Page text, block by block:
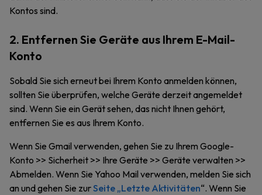
Kontos sind.
2. Entfernen Sie Geräte aus Ihrem E-Mail-
Konto
Sobald Sie sich erneut bei Ihrem Konto anmelden können,
sollten Sie überprüfen, welche Geräte derzeit angemeldet
sind. Wenn Sie ein Gerät sehen, das nicht Ihnen gehört,
entfernen Sie es aus Ihrem Konto.
Wenn Sie Gmail verwenden, gehen Sie zu Ihrem Google-
Konto >> Sicherheit >> Ihre Geräte >> Geräte verwalten >>
Abmelden. Wenn Sie Yahoo Mail verwenden, melden Sie sich
an und gehen Sie zurSeite „Letzte Aktivitäten“. Wenn Sie